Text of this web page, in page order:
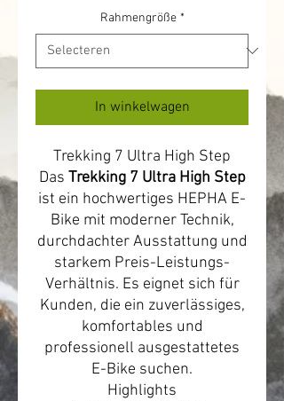
Rahmengröße *
In winkelwagen
Trekking 7 Ultra High Step
Das Trekking 7 Ultra High Step
ist ein hochwertiges HEPHA E-
Bike mit moderner Technik,
durchdachter Ausstattung und
starkem Preis-Leistungs-
Verhältnis. Es eignet sich für
Kunden, die ein zuverlässiges,
komfortables und
professionell ausgestattetes
E-Bike suchen.
Highlights